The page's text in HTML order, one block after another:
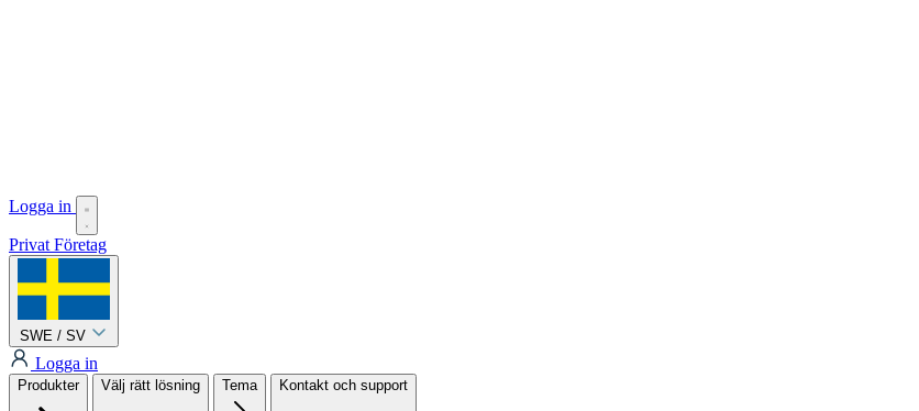
Logga in
Privat Företag
SWE / SV
Logga in
Produkter Välj rätt lösning Tema Kontakt och support